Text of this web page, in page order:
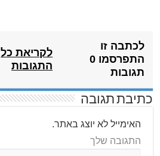
לכתבה זו
התפרסמו 0
תגובות
לקריאת כל
התגובות
כתיבת תגובה
האימייל לא יוצג באתר.
התגובה שלך